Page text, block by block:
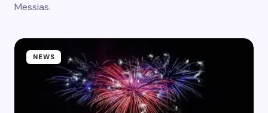
Messias.
NEWS